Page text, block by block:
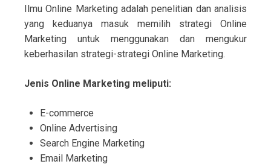
Ilmu Online Marketing adalah penelitian dan analisis
yang keduanya masuk memilih strategi Online
Marketing untuk menggunakan dan mengukur
keberhasilan strategi-strategi Online Marketing.
Jenis Online Marketing meliputi:
E-commerce
Online Advertising
Search Engine Marketing
Email Marketing